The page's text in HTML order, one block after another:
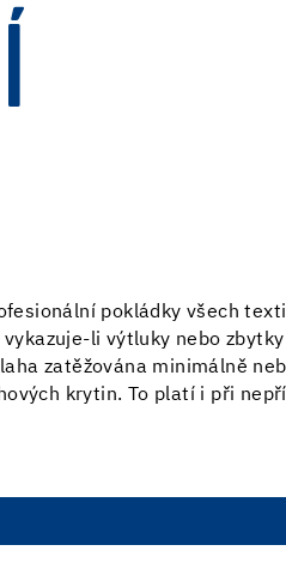
pokládky všech
li výtluky nebo
zatěžována minimálně
krytin. To platí i při